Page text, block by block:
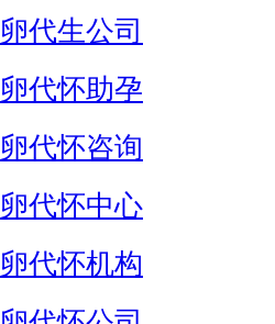
代生公司
代怀助孕
代怀咨询
代怀中心
代怀机构